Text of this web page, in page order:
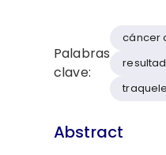
Palabras
clave:
cáncer
Abstract